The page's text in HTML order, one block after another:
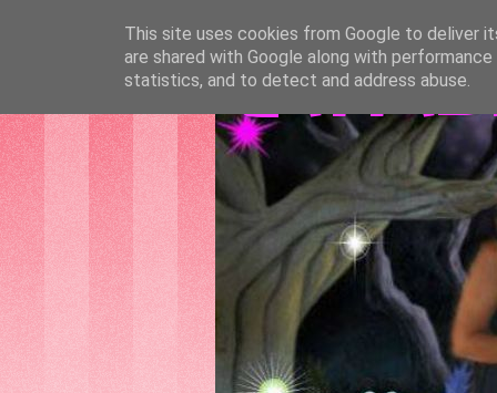
This site uses cookies from Google to deliver
are shared with Google along with
statistics, and to detect and address abuse.